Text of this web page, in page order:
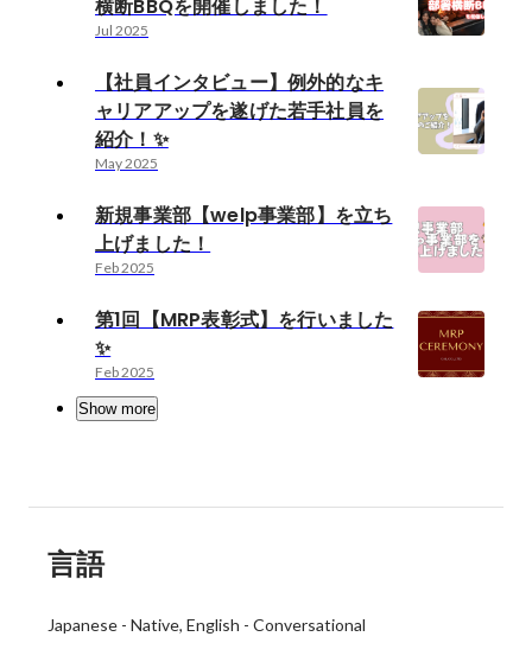
横断BBQを開催しました！
Jul 2025
【社員インタビュー】例外的なキ
ャリアアップを遂げた若手社員を
紹介！✨
May 2025
新規事業部【welp事業部】を立ち
上げました！
Feb 2025
第1回【MRP表彰式】を行いました
✨
Feb 2025
Show more
言語
Japanese - Native English - Conversational